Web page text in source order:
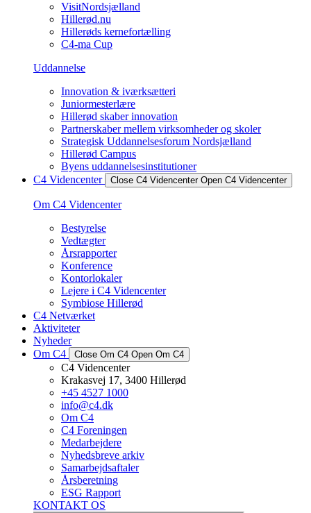
VisitNordsjælland
Hillerød.nu
Hillerøds kernefortælling
C4-ma Cup
Uddannelse
Innovation & iværksætteri
Juniormesterlære
Hillerød skaber innovation
Partnerskaber mellem virksomheder og skoler
Strategisk Uddannelsesforum Nordsjælland
Hillerød Campus
Byens uddannelsesinstitutioner
C4 Videncenter
Close C4 Videncenter Open C4 Videncenter
Om C4 Videncenter
Bestyrelse
Vedtægter
Årsrapporter
Konference
Kontorlokaler
Lejere i C4 Videncenter
Symbiose Hillerød
C4 Netværket
Aktiviteter
Nyheder
Om C4
Close Om C4 Open Om C4
C4 Videncenter
Krakasvej 17, 3400 Hillerød
+45 4527 1000
info@c4.dk
Om C4
C4 Foreningen
Medarbejdere
Nyhedsbreve arkiv
Samarbejdsaftaler
Årsberetning
ESG Rapport
KONTAKT OS